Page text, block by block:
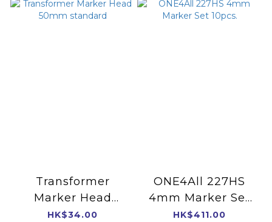
Transformer
Marker Head
50mm standard
HK$34.00
ONE4All 227HS
4mm Marker Set
10pcs.
HK$411.00